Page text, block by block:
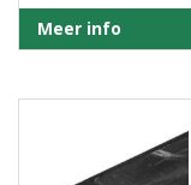
Meer info